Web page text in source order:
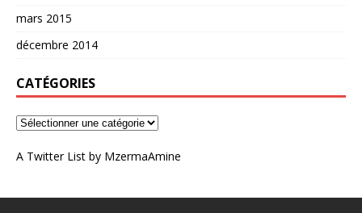
mars 2015
décembre 2014
CATÉGORIES
A Twitter List by MzermaAmine